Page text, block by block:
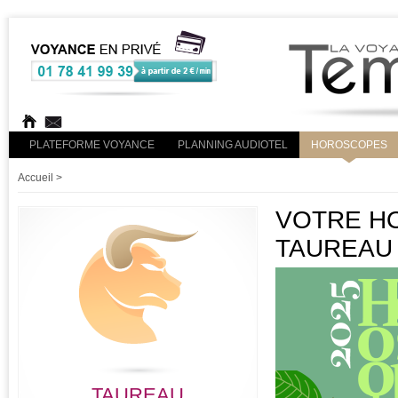
PLATEFORME VOYANCE PLANNING AUDIOTEL HOROSCOPES
Accueil >
VOTRE
TAUREAU